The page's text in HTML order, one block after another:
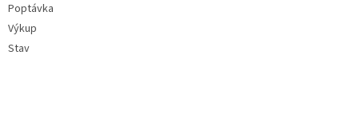
Poptávka
Výkup
Stav